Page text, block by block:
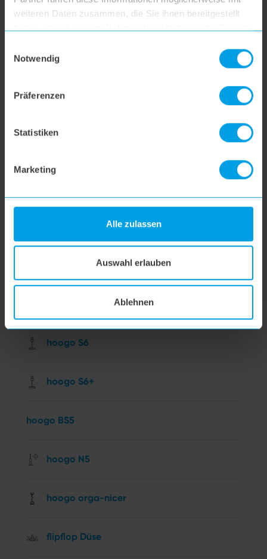
weiteren Daten zusammen, die Sie ihnen bereitgestellt
Notwendig
Präferenzen
Statistiken
Marketing
Alle zulassen
Auswahl erlauben
Ablehnen
Widerruf
hoogo S6
hoogo S6+
hoogo BS5
hoogo N5
hoogo orga-nicer
flipflop Düse